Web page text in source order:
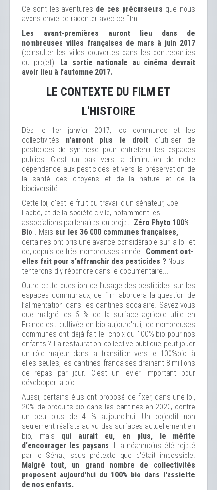
Ce sont les aventures de ces précurseurs que nous
avons envie de raconter avec ce film.
Les avant-premières auront lieu dans de
nombreuses villes françaises de mars à juin 2017
(consulter les villes couvertes dans les contreparties
du projet).
La sortie nationale au cinéma devrait
avoir lieu à l'automne 2017.
LE CONTEXTE DU FILM ET
L'HISTOIRE
Dès le 1er janvier 2017, les communes et les
collectivités n'auront plus le droit d'utiliser de
pesticides de synthèse pour entretenir les espaces
publics. C'est un pas vers la diminution de notre
dépendance aux pesticides et vers la préservation de
la santé des citoyens et de la nature et de la
biodiversité.
Cette loi, c'est le fruit du travail d'un sénateur, Joël
Labbé, et de la société civile, notamment les
associations partenaires du projet "Zéro Phyto 100%
Bio". Mais sur les 36 000 communes françaises,
certaines ont pris une avance considérable sur la loi, et
ce, depuis de très nombreuses année ! Comment ont-
elles fait pour s'affranchir des pesticides ? Nous
tenterons d'y répondre dans le documentaire...
Outre cette question de l’usage des pesticides sur les
espaces communaux, ce film abordera la question de
l’alimentation dans les cantines scoalaire. Savez-vous
que malgré les 5 % de la surface agricole utile en
France est cultivée en bio aujourd'hui, de nombreuses
communes ont déjà fait le choix du 100% bio pour nos
enfants ? La restauration collective publique peut jouer
un rôle majeur dans la transition vers le 100%bio: à
elles seules, les cantines françaises drainent 8 millions
de repas par jour. C'est un levier important pour
développer la bio.
Aussi, certains élus ont proposé de fixer, dans une loi,
20% de produits bio dans les cantines en 2020, contre
un peu plus de 4 % aujourd'hui. Un objectif non
seulement réaliste au vu des surfaces actuellement en
bio, mais qui aurait eu, en plus, le mérite
d'encourager les paysans. Il a néanmoins été rejeté
par le Sénat, sous prétexte que c'était impossible.
Malgré tout, un grand nombre de collectivités
proposent aujourd'hui du 100% bio dans l'assiette
de nos enfants.